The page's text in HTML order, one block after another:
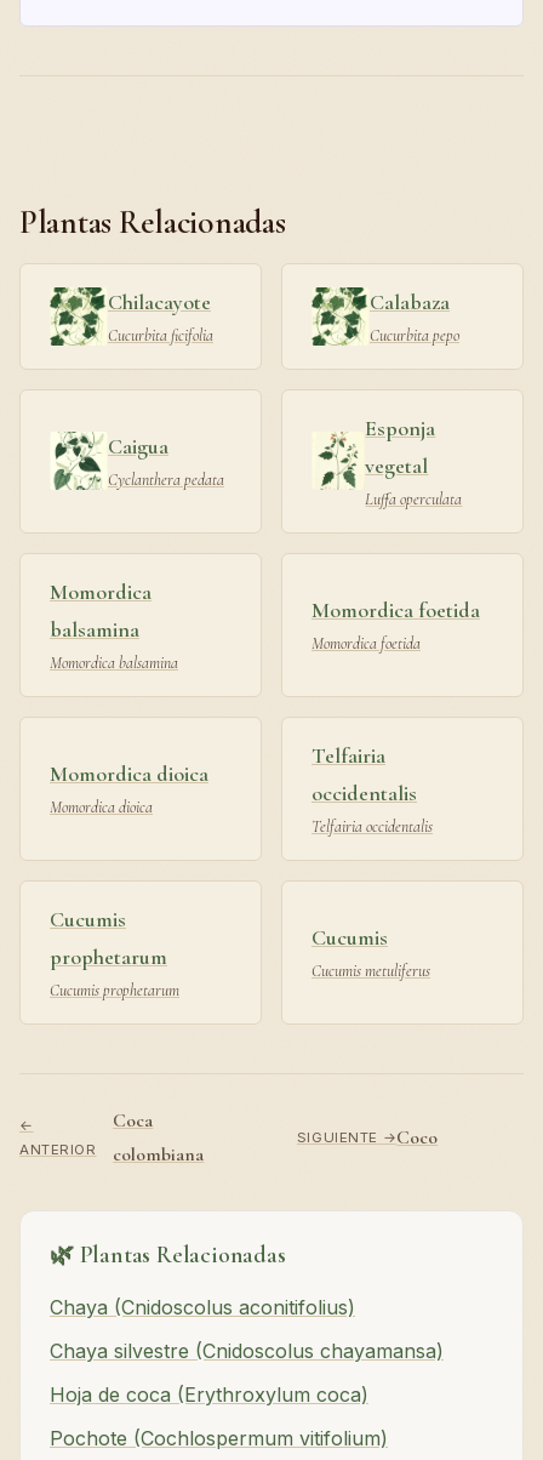
Plantas Relacionadas
Chilacayote
Cucurbita ficifolia
Calabaza
Cucurbita pepo
Caigua
Cyclanthera pedata
Esponja
vegetal
Luffa operculata
Momordica
balsamina
Momordica balsamina
Momordica foetida
Momordica foetida
Momordica dioica
Momordica dioica
Telfairia
occidentalis
Telfairia occidentalis
Cucumis
prophetarum
Cucumis prophetarum
Cucumis
Cucumis metuliferus
←
ANTERIOR
Coca
colombiana
SIGUIENTE →Coco
🌿 Plantas Relacionadas
Chaya (Cnidoscolus aconitifolius)
Chaya silvestre (Cnidoscolus chayamansa)
Hoja de coca (Erythroxylum coca)
Pochote (Cochlospermum vitifolium)